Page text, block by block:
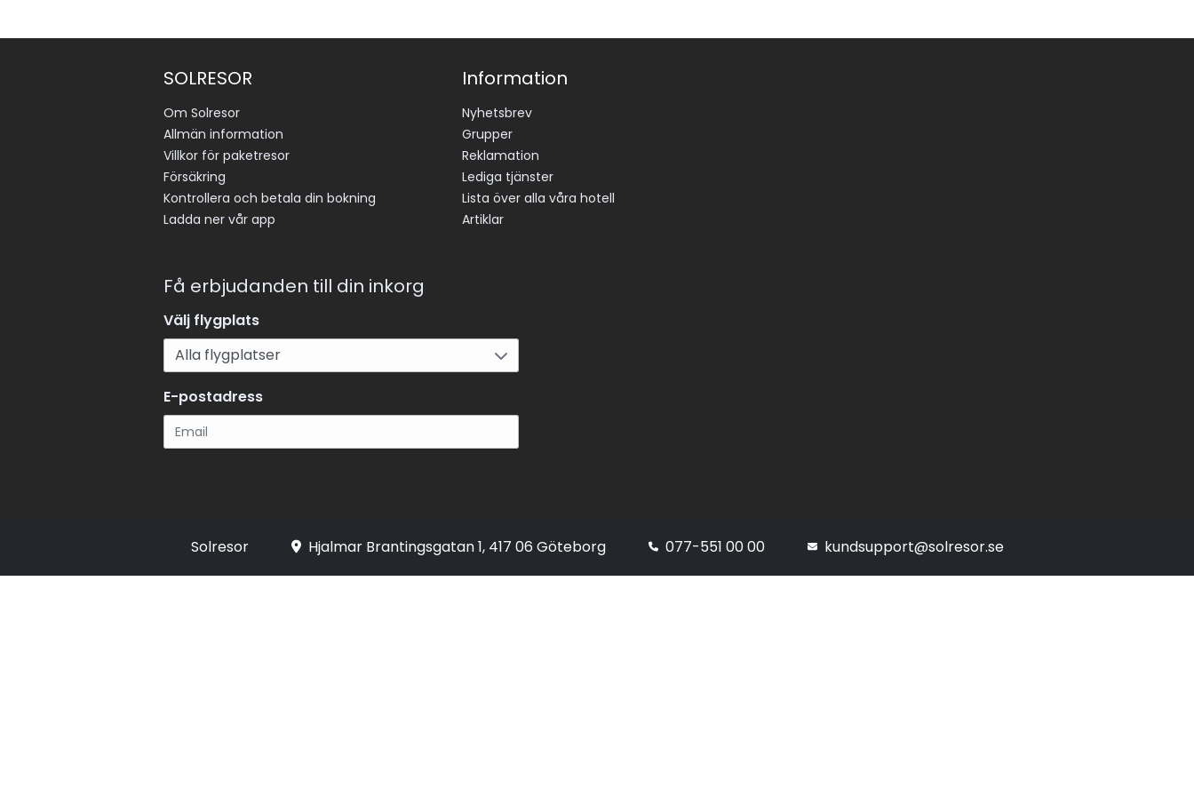
SOLRESOR
Om Solresor
Allmän information
Villkor för paketresor
Försäkring
Kontrollera och betala din bokning
Ladda ner vår app
Information
Nyhetsbrev
Grupper
Reklamation
Lediga tjänster
Lista över alla våra hotell
Artiklar
Få erbjudanden till din inkorg
Välj flygplats
E-postadress
Solresor Hjalmar Brantingsgatan 1, 417 06 Göteborg 077-551 00 00 kundsupport@solresor.se